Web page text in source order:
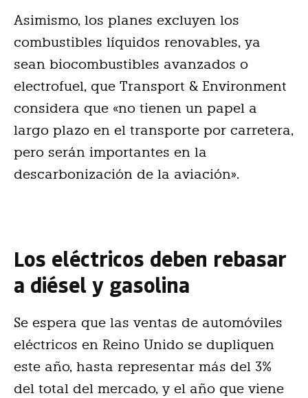
Asimismo, los planes excluyen los
combustibles líquidos renovables, ya
sean biocombustibles avanzados o
electrofuel, que Transport & Environment
considera que «no tienen un papel a
largo plazo en el transporte por carretera,
pero serán importantes en la
descarbonización de la aviación».
Los eléctricos deben rebasar
a diésel y gasolina
Se espera que las ventas de automóviles
eléctricos en Reino Unido se dupliquen
este año, hasta representar más del 3%
del total del mercado, y el año que viene